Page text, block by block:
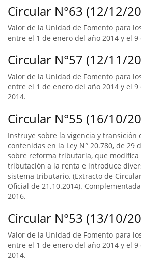
Circular N°63 (12/12/
Valor de la Unidad de Fomento para
entre el 1 de enero del año 2014 y el 9
Circular N°57 (12/11/
Valor de la Unidad de Fomento para
entre el 1 de enero del año 2014 y el
2014.
Circular N°55 (16/10/
Instruye sobre la vigencia y transición
contenidas en la Ley N° 20.780, de 29
sobre reforma tributaria, que modifica
tributación a la renta e introduce
sistema tributario. (Extracto de
Oficial de 21.10.2014).
2016.
Circular N°53 (13/10/
Valor de la Unidad de Fomento para
entre el 1 de enero del año 2014 y el
2014.